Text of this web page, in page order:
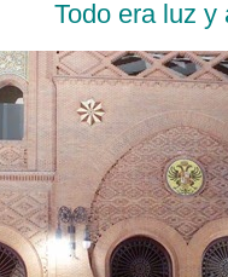
Todo era luz y